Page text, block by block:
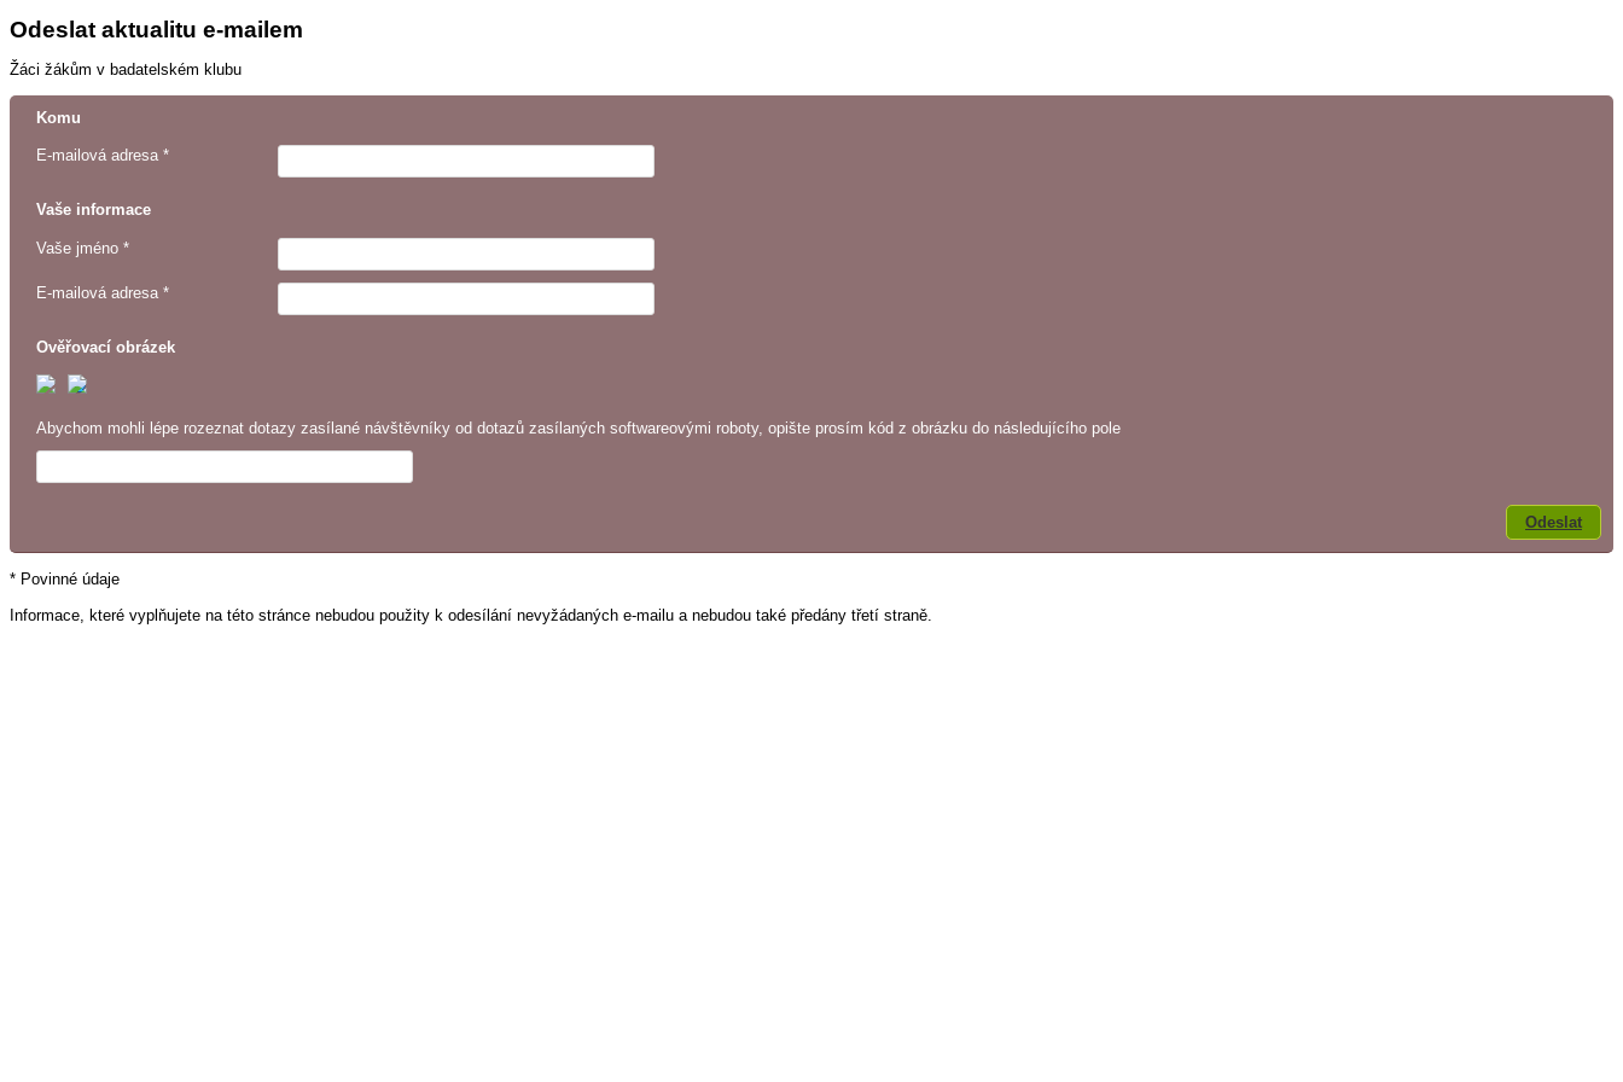
Odeslat aktualitu e-mailem
Žáci žákům v badatelském klubu
Komu
E-mailová adresa *
Vaše informace
Vaše jméno *
E-mailová adresa *
Ověřovací obrázek
Abychom mohli lépe rozeznat dotazy zasílané návštěvníky od dotazů zasílaných softwareovými roboty, opište prosím kód z obrázku do následujícího pole
* Povinné údaje
Informace, které vyplňujete na této stránce nebudou použity k odesílání nevyžádaných e-mailu a nebudou také předány třetí straně.